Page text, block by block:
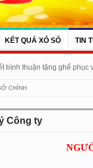
KẾT QUẢ XỔ SỐ TIN
bình thuận tặng ghế
CHÍNH
Công ty